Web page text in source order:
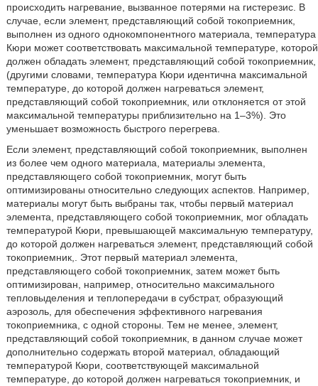
происходить нагревание, вызванное потерями на гистерезис. В
случае, если элемент, представляющий собой токоприемник,
выполнен из одного однокомпонентного материала, температура
Кюри может соответствовать максимальной температуре, которой
должен обладать элемент, представляющий собой токоприемник,
(другими словами, температура Кюри идентична максимальной
температуре, до которой должен нагреваться элемент,
представляющий собой токоприемник, или отклоняется от этой
максимальной температуры приблизительно на 1–3%). Это
уменьшает возможность быстрого перегрева.
Если элемент, представляющий собой токоприемник, выполнен
из более чем одного материала, материалы элемента,
представляющего собой токоприемник, могут быть
оптимизированы относительно следующих аспектов. Например,
материалы могут быть выбраны так, чтобы первый материал
элемента, представляющего собой токоприемник, мог обладать
температурой Кюри, превышающей максимальную температуру,
до которой должен нагреваться элемент, представляющий собой
токоприемник,. Этот первый материал элемента,
представляющего собой токоприемник, затем может быть
оптимизирован, например, относительно максимального
тепловыделения и теплопередачи в субстрат, образующий
аэрозоль, для обеспечения эффективного нагревания
токоприемника, с одной стороны. Тем не менее, элемент,
представляющий собой токоприемник, в данном случае может
дополнительно содержать второй материал, обладающий
температурой Кюри, соответствующей максимальной
температуре, до которой должен нагреваться токоприемник, и